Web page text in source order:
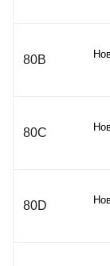
80B
80C
80D